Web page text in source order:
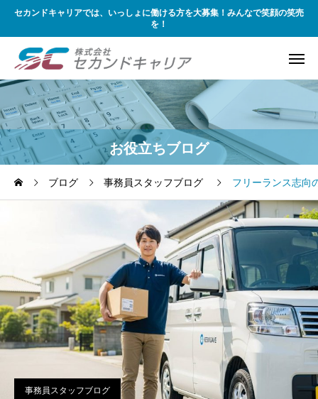
セカンドキャリアでは、いっしょに働ける方を大募集！みんなで笑顔の笑売
を！
お役立ちブログ
ブログ 事務員スタッフブログ フリーランス志向
事務員スタッフブログ